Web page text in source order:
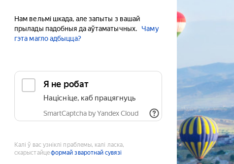
Нам вельмі шкада, але запыты з вашай
прылады падобныя да аўтаматычных.
Чаму
гэта магло адбыцца?
Я не робат
Націсніце, каб працягнуць
SmartCaptcha by Yandex Cloud
Калі ў вас узніклі праблемы, калі ласка,
скарыстайцеформай зваротнай сувязі